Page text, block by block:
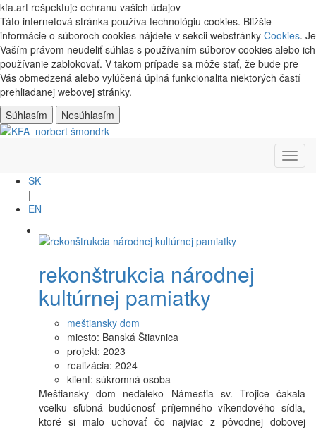
kfa.art rešpektuje ochranu vašich údajov
Táto internetová stránka používa technológiu cookies. Bližšie
informácie o súboroch cookies nájdete v sekcii webstránky Cookies. Je
Vaším právom neudeliť súhlas s používaním súborov cookies alebo ich
používanie zablokovať. V takom prípade sa môže stať, že bude pre
Vás obmedzená alebo vylúčená úplná funkcionalita niektorých častí
prehliadanej webovej stránky.
Súhlasím
Nesúhlasím
SK
|
EN
rekonštrukcia národnej
kultúrnej pamiatky
meštiansky dom
miesto: Banská Štiavnica
projekt: 2023
realizácia: 2024
klient: súkromná osoba
Meštiansky dom neďaleko Námestia sv. Trojice čakala
vcelku sľubná budúcnosť príjemného víkendového sídla,
ktoré si malo uchovať čo najviac z pôvodnej dobovej